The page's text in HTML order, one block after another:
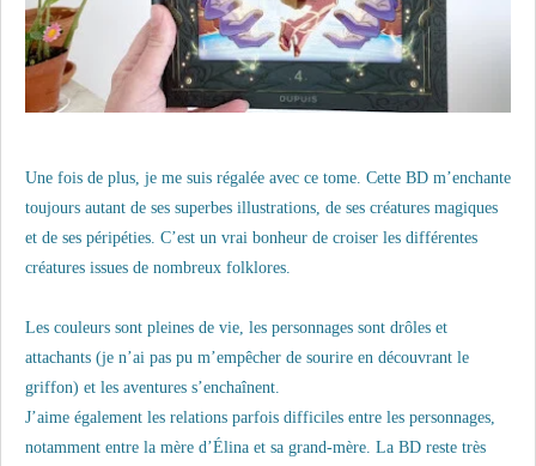
Une fois de plus, je me suis régalée avec ce tome. Cette BD m’enchante
toujours autant de ses superbes illustrations, de ses créatures magiques
et de ses péripéties. C’est un vrai bonheur de croiser les différentes
créatures issues de nombreux folklores.
Les couleurs sont pleines de vie, les personnages sont drôles et
attachants (je n’ai pas pu m’empêcher de sourire en découvrant le
griffon) et les aventures s’enchaînent.
J’aime également les relations parfois difficiles entre les personnages,
notamment entre la mère d’Élina et sa grand-mère. La BD reste très